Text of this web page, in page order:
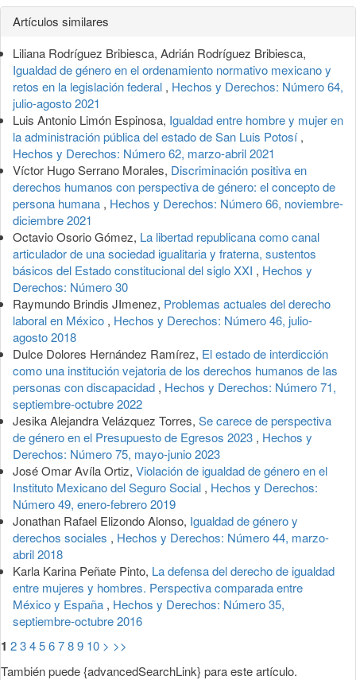
Detalles
del
artículo
Artículos similares
Liliana Rodríguez Bribiesca, Adrián Rodríguez Bribiesca,
Igualdad de género en el ordenamiento normativo mexicano y
retos en la legislación federal , Hechos y Derechos: Número 64,
julio-agosto 2021
Luis Antonio Limón Espinosa, Igualdad entre hombre y mujer en
la administración pública del estado de San Luis Potosí,
Hechos y Derechos: Número 62, marzo-abril 2021
Víctor Hugo Serrano Morales, Discriminación positiva en
derechos humanos con perspectiva de género: el concepto de
persona humana , Hechos y Derechos: Número 66, noviembre-
diciembre 2021
Octavio Osorio Gómez, La libertad republicana como canal
articulador de una sociedad igualitaria y fraterna, sustentos
básicos del Estado constitucional del siglo XXI , Hechos y
Derechos: Número 30
Raymundo Brindis JImenez, Problemas actuales del derecho
laboral en México , Hechos y Derechos: Número 46, julio-
agosto 2018
Dulce Dolores Hernández Ramírez, El estado de interdicción
como una institución vejatoria de los derechos humanos de las
personas con discapacidad , Hechos y Derechos: Número 71,
septiembre-octubre 2022
Jesika Alejandra Velázquez Torres, Se carece de perspectiva
de género en el Presupuesto de Egresos 2023 , Hechos y
Derechos: Número 75, mayo-junio 2023
José Omar Avíla Ortiz, Violación de igualdad de género en el
Instituto Mexicano del Seguro Social , Hechos y Derechos:
Número 49, enero-febrero 2019
Jonathan Rafael Elizondo Alonso, Igualdad de género y
derechos sociales , Hechos y Derechos: Número 44, marzo-
abril 2018
Karla Karina Peñate Pinto, La defensa del derecho de igualdad
entre mujeres y hombres. Perspectiva comparada entre
México y España , Hechos y Derechos: Número 35,
septiembre-octubre 2016
1 23456789 10 > >>
También puede {advancedSearchLink} para este artículo.